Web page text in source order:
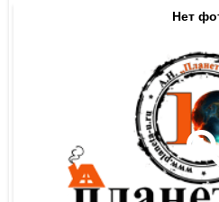
Нет